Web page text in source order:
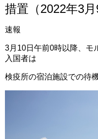
措置（2022年3月
速報
3月10日午前0時以降、モ
入国者は
検疫所の宿泊施設での待